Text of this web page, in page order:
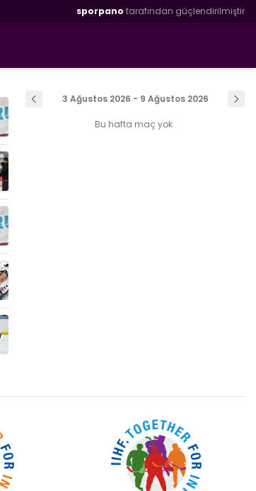
sporpano tarafından güçlendirilmiştir
3 Ağustos 2026 - 9 Ağustos 2026
Bu hafta maç yok